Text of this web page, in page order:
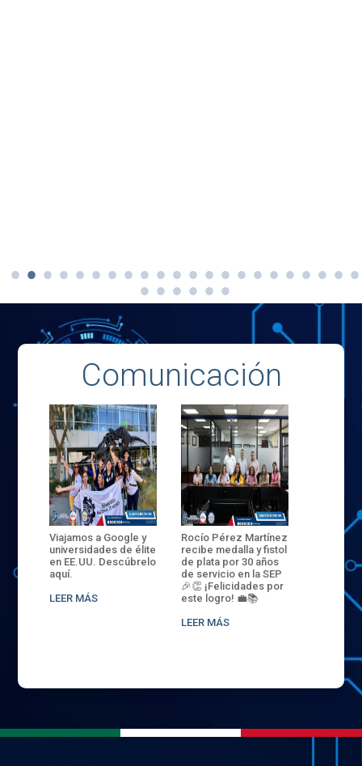
Comunicación
Viajamos a Google y
universidades de élite
en EE.UU. Descúbrelo
aquí.
LEER MÁS
Rocío Pérez Martínez
recibe medalla y fistol
de plata por 30 años
de servicio en la SEP
🎉👏 ¡Felicidades por
este logro! 💼📚
LEER MÁS
ENECB-
del
batalla.
32
sede